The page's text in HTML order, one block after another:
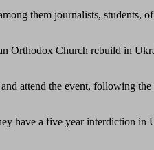
them journalists, students,
Orthodox Church rebuild in
attend the event, following
have a five year interdiction in